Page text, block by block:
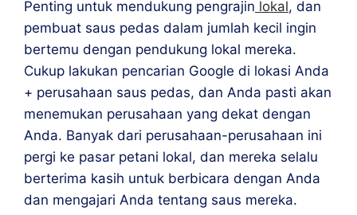
Penting untuk mendukung pengrajin lokal, dan
pembuat saus pedas dalam jumlah kecil ingin
bertemu dengan pendukung lokal mereka.
Cukup lakukan pencarian Google di lokasi Anda
+ perusahaan saus pedas, dan Anda pasti akan
menemukan perusahaan yang dekat dengan
Anda. Banyak dari perusahaan-perusahaan ini
pergi ke pasar petani lokal, dan mereka selalu
berterima kasih untuk berbicara dengan Anda
dan mengajari Anda tentang saus mereka.